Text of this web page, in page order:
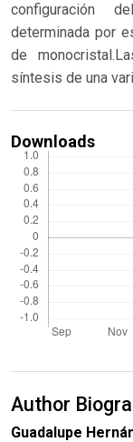
configuración
determinada por
de
síntesis de una
Downloads
Author
Guadalupe